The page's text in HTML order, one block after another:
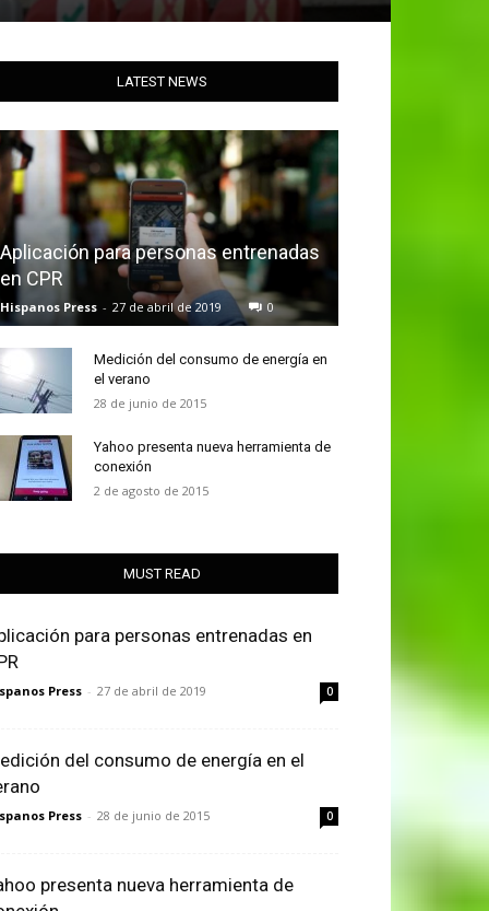
LATEST NEWS
Aplicación para personas entrenadas
en CPR
Hispanos Press - 27 de abril de 2019 0
Medición del consumo de energía en
el verano
28 de junio de 2015
Yahoo presenta nueva herramienta de
conexión
2 de agosto de 2015
MUST READ
para personas entrenadas en
Press - 27 de abril de 2019 0
del consumo de energía en el
Press - 28 de junio de 2015 0
presenta nueva herramienta de